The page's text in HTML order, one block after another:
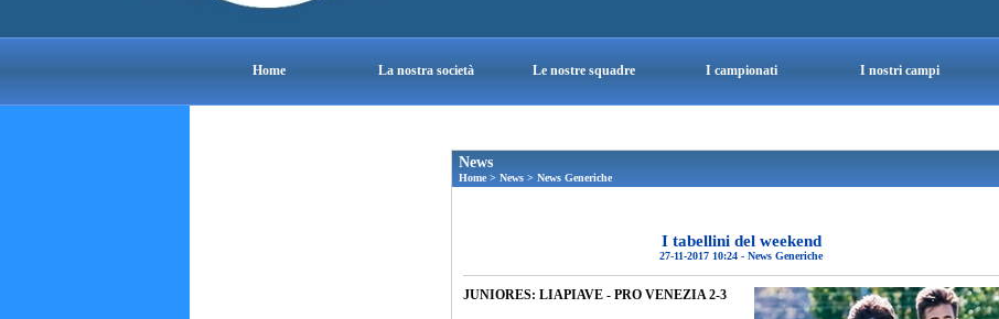
Home La nostra società Le nostre squadre I campionati I nostri campi
News
Home> News> News Generiche
I tabellini del weekend
27-11-2017 10:24- News Generiche
JUNIORES: LIAPIAVE - PRO VENEZIA 2-3